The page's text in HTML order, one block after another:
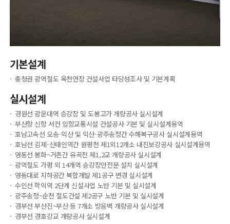
기본설계
충청권 광역철도 옥천연장 건설사업 타당성조사 및 기본계획
실시설계
경원선 광운대역 승강장 및 도봉고가 개량공사 실시설계
부산항 신항 서컨 임항교통시설 건설공사 기본 및 실시설계용역
호남고속선 오송-익산 및 익산-광주송정간 수해복구공사 실시설계용역
호남선 김제-신태인역간 원평천 제1외12개소 내진보강공사 실시설계용역
영동선 봉화~거촌간 유곡천 제1,2교 개량공사 실시설계
광역철도 가평 외 14개역 승강장안전문 설치 실시설계
영동대로 지하공간 복합개발 제1공구 변경 실시설계
수인선 학익역 2단계 신설사업 노반 기본 및 실시설계
광주송정~순천 철도건설 제2공구 노반 기본 및 실시설계
경부선 부산진~부산 등 7개소 방음벽 개량공사 실시설계
경부선 경호강교 개량공사 실시설계